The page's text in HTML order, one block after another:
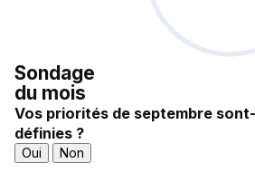
Sondage
du mois
Vos priorités de septembre
définies ?
Oui Non